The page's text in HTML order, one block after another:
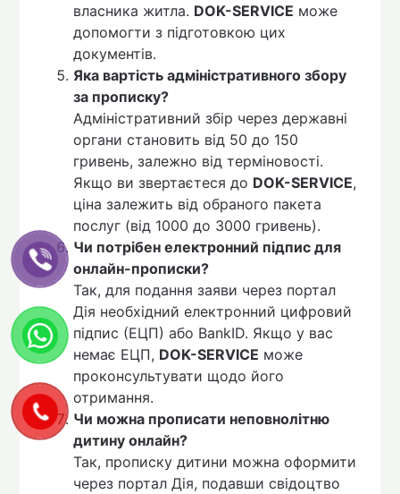
власника житла. DOK-SERVICE може
допомогти з підготовкою цих
документів.
Яка вартість адміністративного збору
за прописку?
Адміністративний збір через державні
органи становить від 50 до 150
гривень, залежно від терміновості.
Якщо ви звертаєтеся до DOK-SERVICE,
ціна залежить від обраного пакета
послуг (від 1000 до 3000 гривень).
Чи потрібен електронний підпис для
онлайн-прописки?
Так, для подання заяви через портал
Дія необхідний електронний цифровий
підпис (ЕЦП) або BankID. Якщо у вас
немає ЕЦП, DOK-SERVICE може
проконсультувати щодо його
отримання.
Чи можна прописати неповнолітню
дитину онлайн?
Так, прописку дитини можна оформити
через портал Дія, подавши свідоцтво